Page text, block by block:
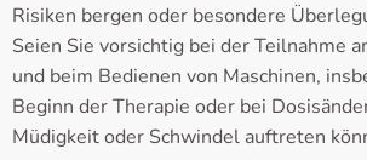
Risiken bergen oder besondere
Seien Sie vorsichtig bei der Teilnahme
und beim Bedienen von Maschinen,
Beginn der Therapie oder bei
Müdigkeit oder Schwindel auftreten